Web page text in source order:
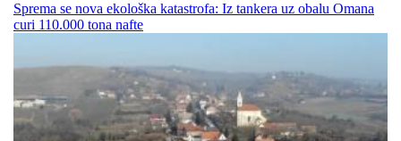
Sprema se nova ekološka katastrofa: Iz tankera uz obalu Omana
curi 110.000 tona nafte